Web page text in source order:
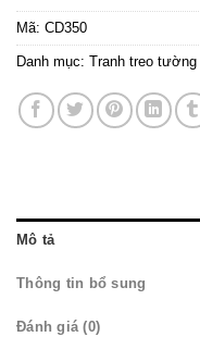
Mã: CD350
Danh mục: Tranh treo tường
Mô tả
Thông tin bổ sung
Đánh giá (0)